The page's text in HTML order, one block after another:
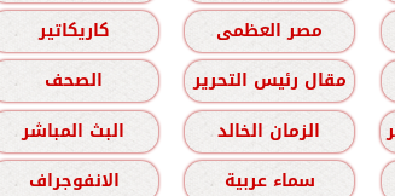
مصر العظمى
كاريكاتير
مقال رئيس التحرير
الصحف
الزمان الخالد
البث المباشر
سماء عربية الانفوجراف